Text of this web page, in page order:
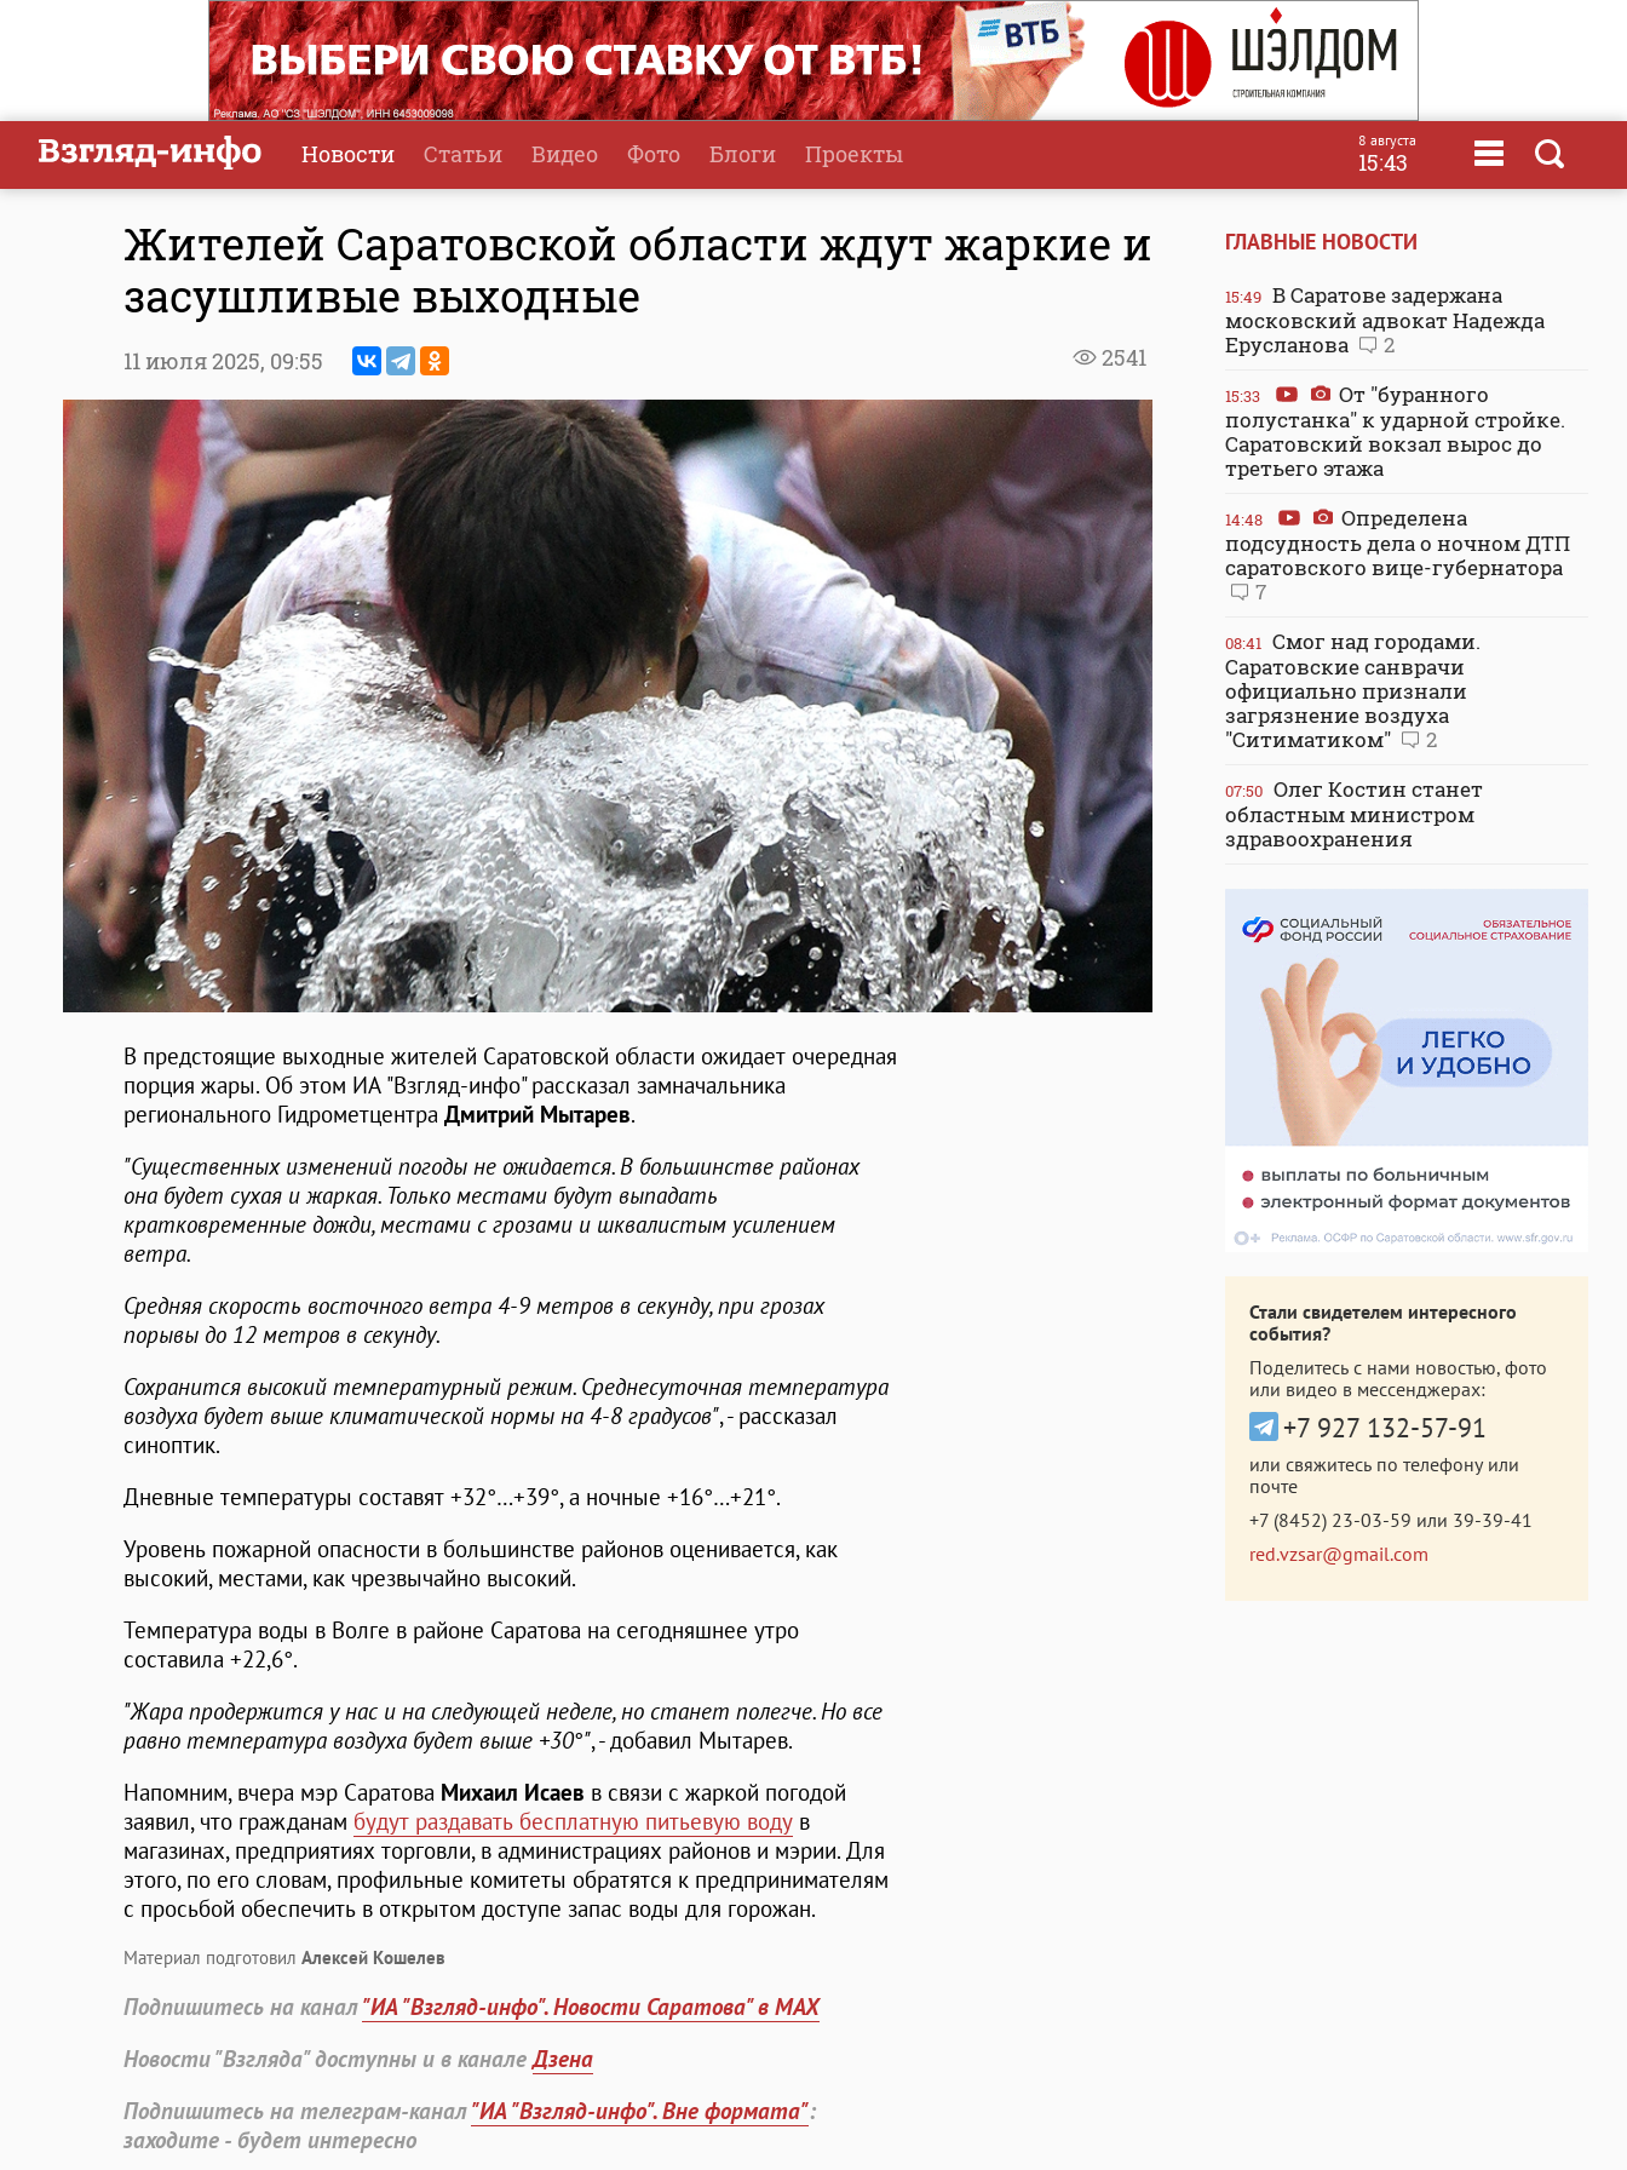
Новости Статьи Видео Фото Блоги Проекты 8 августа
15:43
Жителей Саратовской области ждут жаркие и
засушливые выходные
2541
11 июля 2025, 09:55
В предстоящие выходные жителей Саратовской области ожидает очередная
порция жары. Об этом ИА "Взгляд-инфо" рассказал замначальника
регионального Гидрометцентра Дмитрий Мытарев.
"Существенных изменений погоды не ожидается. В большинстве районах
она будет сухая и жаркая. Только местами будут выпадать
кратковременные дожди, местами с грозами и шквалистым усилением
ветра.
Средняя скорость восточного ветра 4-9 метров в секунду, при грозах
порывы до 12 метров в секунду.
Сохранится высокий температурный режим. Среднесуточная температура
воздуха будет выше климатической нормы на 4-8 градусов", - рассказал
синоптик.
Дневные температуры составят +32°…+39°, а ночные +16°…+21°.
Уровень пожарной опасности в большинстве районов оценивается, как
высокий, местами, как чрезвычайно высокий.
Температура воды в Волге в районе Саратова на сегодняшнее утро
составила +22,6°.
"Жара продержится у нас и на следующей неделе, но станет полегче. Но все
равно температура воздуха будет выше +30°", - добавил Мытарев.
Напомним, вчера мэр Саратова Михаил Исаев в связи с жаркой погодой
заявил, что гражданам будут раздавать бесплатную питьевую воду в
магазинах, предприятиях торговли, в администрациях районов и мэрии. Для
этого, по его словам, профильные комитеты обратятся к предпринимателям
с просьбой обеспечить в открытом доступе запас воды для горожан.
Материал подготовил Алексей Кошелев
Подпишитесь на канал"ИА "Взгляд-инфо". Новости Саратова" в MAX
Новости "Взгляда" доступны и в каналеДзена
Подпишитесь на телеграм-канал"ИА "Взгляд-инфо". Вне формата":
заходите - будет интересно
ГЛАВНЫЕ НОВОСТИ
15:49 В Саратове задержана
московский адвокат Надежда
Ерусланова
2
15:33
От "буранного
полустанка" к ударной стройке.
Саратовский вокзал вырос до
третьего этажа
14:48
Определена
подсудность дела о ночном ДТП
саратовского вице-губернатора
7
08:41 Смог над городами.
Саратовские санврачи
официально признали
загрязнение воздуха
"Ситиматиком"
2
07:50 Олег Костин станет
областным министром
здравоохранения
Стали свидетелем интересного
события?
Поделитесь с нами новостью, фото
или видео в мессенджерах:
+7 927 132-57-91
или свяжитесь по телефону или
почте
+7 (8452) 23-03-59 или 39-39-41
red.vzsar@gmail.com